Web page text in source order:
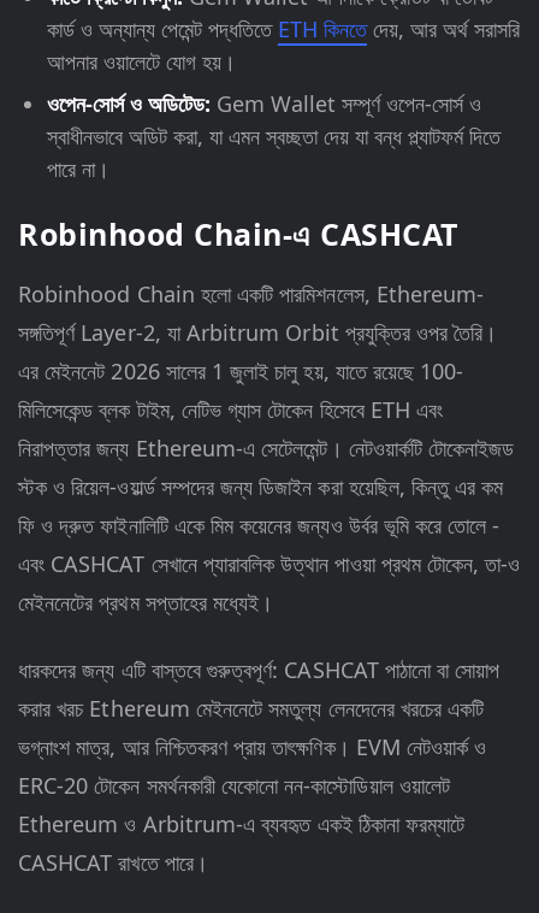
কার্ড ও অন্যান্য পেমেন্ট পদ্ধতিতে ETH কিনতেদেয়, আর অর্থ সরাসরি
আপনার ওয়ালেটে যোগ হয়।
ওপেন-সোর্স ও অডিটেড: Gem Wallet সম্পূর্ণ ওপেন-সোর্স ও
স্বাধীনভাবে অডিট করা, যা এমন স্বচ্ছতা দেয় যা বন্ধ প্ল্যাটফর্ম দিতে
পারে না।
Robinhood Chain-এ CASHCAT
Robinhood Chain হলো একটি পারমিশনলেস, Ethereum-
সঙ্গতিপূর্ণ Layer-2, যা Arbitrum Orbit প্রযুক্তির ওপর তৈরি।
এর মেইননেট 2026 সালের 1 জুলাই চালু হয়, যাতে রয়েছে 100-
মিলিসেকেন্ড ব্লক টাইম, নেটিভ গ্যাস টোকেন হিসেবে ETH এবং
নিরাপত্তার জন্য Ethereum-এ সেটেলমেন্ট। নেটওয়ার্কটি টোকেনাইজড
স্টক ও রিয়েল-ওয়ার্ল্ড সম্পদের জন্য ডিজাইন করা হয়েছিল, কিন্তু এর কম
ফি ও দ্রুত ফাইনালিটি একে মিম কয়েনের জন্যও উর্বর ভূমি করে তোলে -
এবং CASHCAT সেখানে প্যারাবলিক উত্থান পাওয়া প্রথম টোকেন, তা-ও
মেইননেটের প্রথম সপ্তাহের মধ্যেই।
ধারকদের জন্য এটি বাস্তবে গুরুত্বপূর্ণ: CASHCAT পাঠানো বা সোয়াপ
করার খরচ Ethereum মেইননেটে সমতুল্য লেনদেনের খরচের একটি
ভগ্নাংশ মাত্র, আর নিশ্চিতকরণ প্রায় তাৎক্ষণিক। EVM নেটওয়ার্ক ও
ERC-20 টোকেন সমর্থনকারী যেকোনো নন-কাস্টোডিয়াল ওয়ালেট
Ethereum ও Arbitrum-এ ব্যবহৃত একই ঠিকানা ফরম্যাটে
CASHCAT রাখতে পারে।